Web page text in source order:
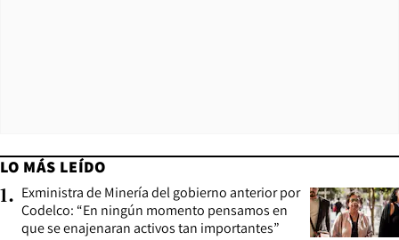
LO MÁS LEÍDO
1. Exministra de Minería del gobierno anterior por
Codelco: “En ningún momento pensamos en
que se enajenaran activos tan importantes”